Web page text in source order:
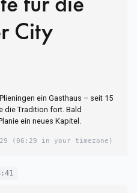
City
ein Gasthaus – seit 15
die Tradition fort. Bald
ein neues Kapitel.
(06:29 in your timezone)